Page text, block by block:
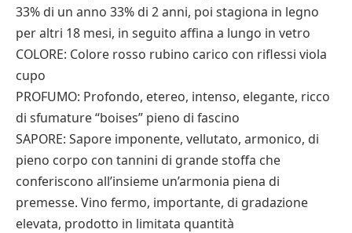
33% di un anno 33% di 2 anni, poi stagiona in legno
per altri 18 mesi, in seguito affina a lungo in vetro
COLORE: Colore rosso rubino carico con riflessi viola
cupo
PROFUMO: Profondo, etereo, intenso, elegante, ricco
di sfumature “boises” pieno di fascino
SAPORE: Sapore imponente, vellutato, armonico, di
pieno corpo con tannini di grande stoffa che
conferiscono all’insieme un’armonia piena di
premesse. Vino fermo, importante, di gradazione
elevata, prodotto in limitata quantità